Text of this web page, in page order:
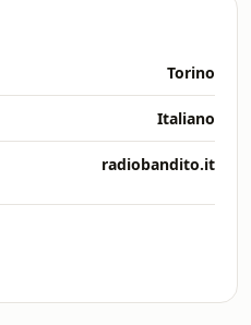
Torino
Italiano
radiobandito.it